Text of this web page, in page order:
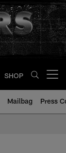
SHOP
Mailbag Press